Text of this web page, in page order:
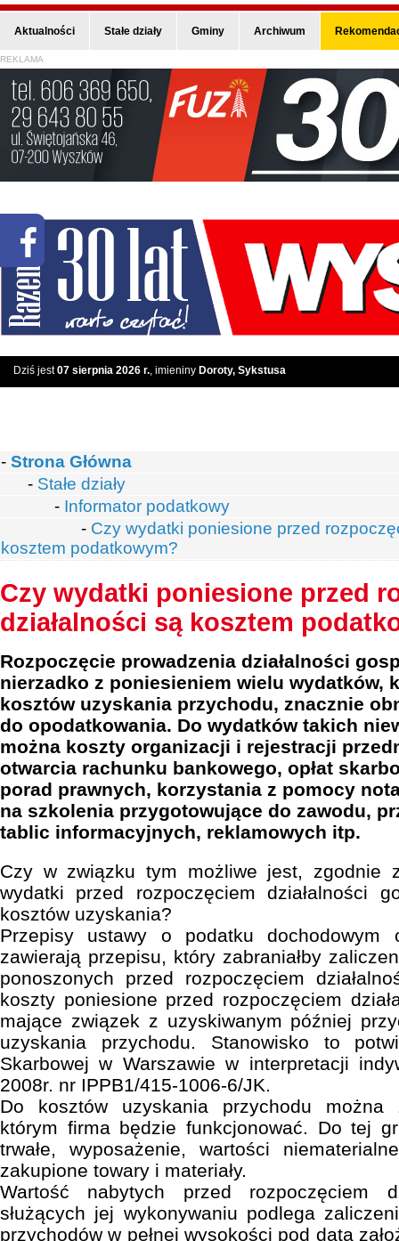
Aktualności Stałe działy Gminy Archiwum
REKLAMA
Dziś jest07 sierpnia 2026 r., imieniny Doroty, Sykstusa
- Strona Główna
- Stałe działy
- Informator podatkowy
- Czy wydatki poniesione przed
kosztem podatkowym?
Czy wydatki poniesione przed
działalności są kosztem
Rozpoczęcie prowadzenia działalności
nierzadko z poniesieniem wielu wydatków,
kosztów uzyskania przychodu, znacznie
do opodatkowania. Do wydatków takich
można koszty organizacji i rejestracji
otwarcia rachunku bankowego, opłat
porad prawnych, korzystania z pomocy
na szkolenia przygotowujące do zawodu,
tablic informacyjnych, reklamowych itp.
Czy w związku tym możliwe jest, zgodnie
wydatki przed rozpoczęciem działalności
kosztów uzyskania?
Przepisy ustawy o podatku
zawierają przepisu, który zabraniałby
ponoszonych przed rozpoczęciem
koszty poniesione przed rozpoczęciem
mające związek z uzyskiwanym później
uzyskania przychodu. Stanowisko to
Skarbowej w Warszawie w interpretacji
2008r. nr IPPB1/415-1006-6/JK.
Do kosztów uzyskania przychodu można
którym firma będzie funkcjonować. Do tej
trwałe, wyposażenie, wartości
zakupione towary i materiały.
Wartość nabytych przed rozpoczęciem
służących jej wykonywaniu podlega
przychodów w pełnej wysokości pod datą